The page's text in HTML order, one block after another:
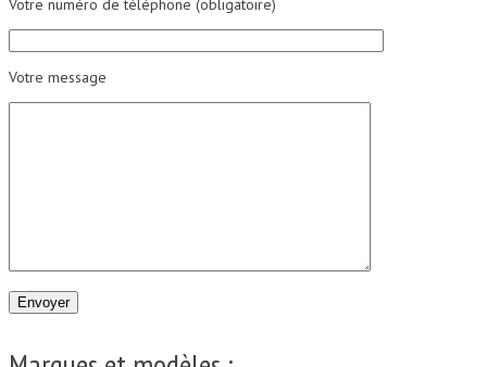
Votre numéro de téléphone (obligatoire)
Votre message